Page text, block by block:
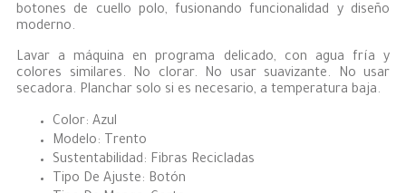
botones de cuello polo, fusionando funcionalidad y diseño
moderno.
Lavar a máquina en programa delicado, con agua fría y
colores similares. No clorar. No usar suavizante. No usar
secadora. Planchar solo si es necesario, a temperatura baja.
Color: Azul
Modelo: Trento
Sustentabilidad: Fibras Recicladas
Tipo De Ajuste: Botón